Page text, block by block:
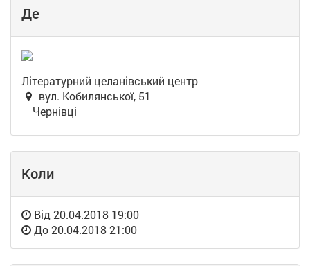
Де
Літературний целанівський центр
вул. Кобилянської, 51
Чернівці
Коли
Від 20.04.2018 19:00
До20.04.2018 21:00